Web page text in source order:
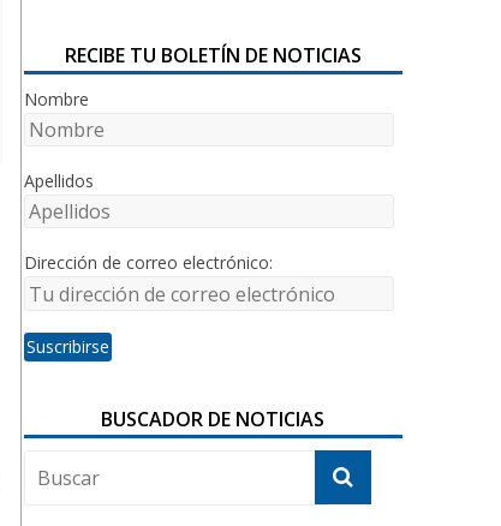
RECIBE TU BOLETÍN DE NOTICIAS
Nombre
Apellidos
Dirección de correo electrónico:
BUSCADOR DE NOTICIAS